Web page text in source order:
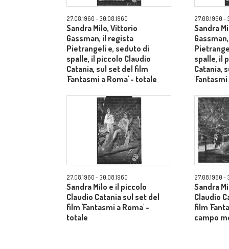
27.08.1960 - 30.08.1960
Sandra Milo, Vittorio
Gassman, il regista
Pietrangeli e, seduto di
spalle, il piccolo Claudio
Catania, sul set del film
'Fantasmi a Roma' - totale
27.08.1960 -
Sandra
spalle, il
Catania,
27.08.1960 - 30.08.1960
Sandra Milo e il piccolo
Claudio Catania sul set del
film 'Fantasmi a Roma' -
totale
27.08.1960 -
Sandra
Claudio
film
campo